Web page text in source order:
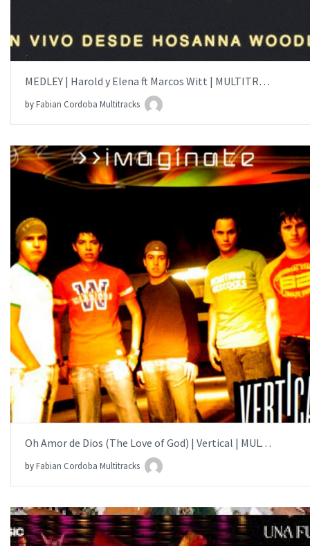
MEDLEY | Harold y Elena ft Marcos Witt | MULTITRACK
byFabian Cordoba Multitracks
AÑADIR AL PEDIDO
ITEM PRICE: $15.00
Oh Amor de Dios (The Love of God) | Vertical | MULTITRACK
byFabian Cordoba Multitracks